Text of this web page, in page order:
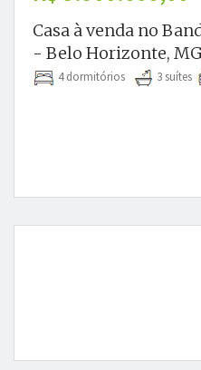
Casa à venda no
- Belo Horizonte, MG
4 dormitórios 3 suítes